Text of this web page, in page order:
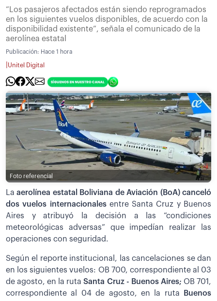
“Los pasajeros afectados están siendo reprogramados
en los siguientes vuelos disponibles, de acuerdo con la
disponibilidad existente”, señala el comunicado de la
aerolínea estatal
Publicación: Hace 1 hora
Unitel Digital
Foto referencial
Laaerolínea estatal Boliviana de Aviación (BoA) canceló
dos vuelos internacionales entre Santa Cruz y Buenos
Aires y atribuyó la decisión a las “condiciones
meteorológicas adversas” que impedían realizar las
operaciones con seguridad.
Según el reporte institucional, las cancelaciones se dan
en los siguientes vuelos: OB 700, correspondiente al 03
de agosto, en la rutaSanta Cruz - Buenos Aires; OB 701,
correspondiente al 04 de agosto, en la ruta
Buenos